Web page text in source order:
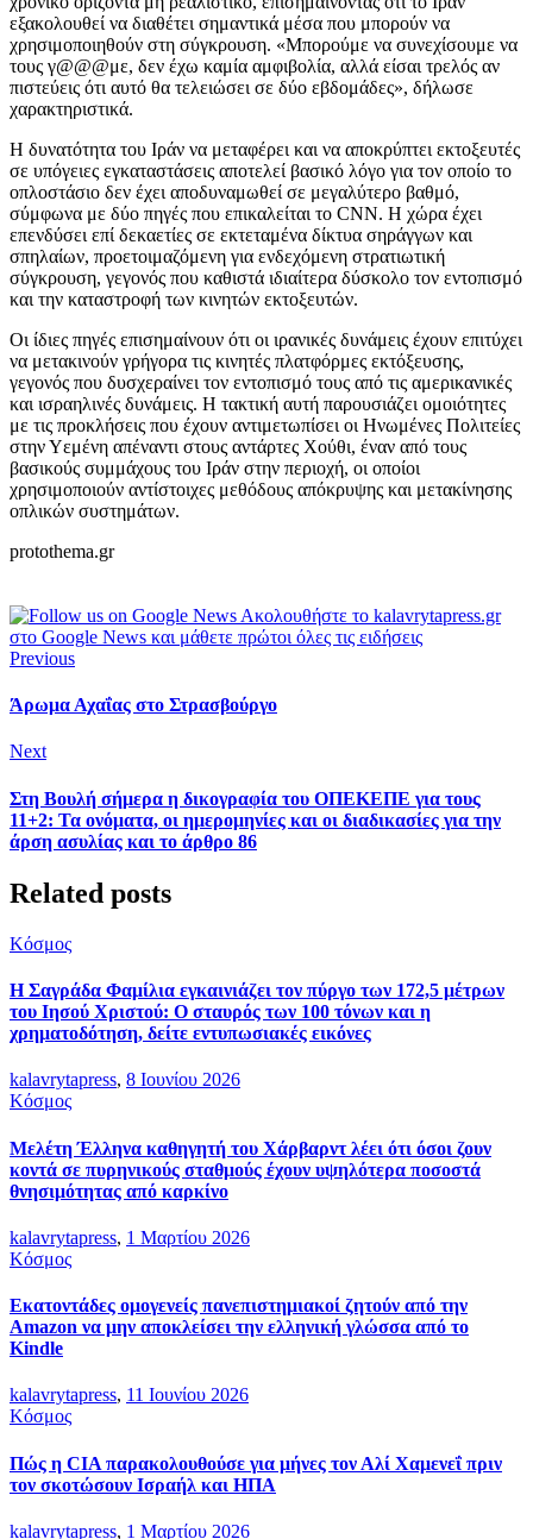
εξακολουθεί να διαθέτει σημαντικά μέσα που μπορούν να
χρησιμοποιηθούν στη σύγκρουση. «Μπορούμε να συνεχίσουμε να
τους γ@@@με, δεν έχω καμία αμφιβολία, αλλά είσαι τρελός αν
πιστεύεις ότι αυτό θα τελειώσει σε δύο εβδομάδες», δήλωσε
χαρακτηριστικά.
Η δυνατότητα του Ιράν να μεταφέρει και να αποκρύπτει εκτοξευτές
σε υπόγειες εγκαταστάσεις αποτελεί βασικό λόγο για τον οποίο το
οπλοστάσιο δεν έχει αποδυναμωθεί σε μεγαλύτερο βαθμό,
σύμφωνα με δύο πηγές που επικαλείται το CNN. Η χώρα έχει
επενδύσει επί δεκαετίες σε εκτεταμένα δίκτυα σηράγγων και
σπηλαίων, προετοιμαζόμενη για ενδεχόμενη στρατιωτική
σύγκρουση, γεγονός που καθιστά ιδιαίτερα δύσκολο τον εντοπισμό
και την καταστροφή των κινητών εκτοξευτών.
Οι ίδιες πηγές επισημαίνουν ότι οι ιρανικές δυνάμεις έχουν επιτύχει
να μετακινούν γρήγορα τις κινητές πλατφόρμες εκτόξευσης,
γεγονός που δυσχεραίνει τον εντοπισμό τους από τις αμερικανικές
και ισραηλινές δυνάμεις. Η τακτική αυτή παρουσιάζει ομοιότητες
με τις προκλήσεις που έχουν αντιμετωπίσει οι Ηνωμένες Πολιτείες
στην Υεμένη απέναντι στους αντάρτες Χούθι, έναν από τους
βασικούς συμμάχους του Ιράν στην περιοχή, οι οποίοι
χρησιμοποιούν αντίστοιχες μεθόδους απόκρυψης και μετακίνησης
οπλικών συστημάτων.
protothema.gr
Ακολουθήστε το kalavrytapress.gr
στο Google News και μάθετε πρώτοι όλες τις ειδήσεις
Previous
Άρωμα Αχαΐας στο Στρασβούργο
Next
Στη Βουλή σήμερα η δικογραφία του ΟΠΕΚΕΠΕ για τους
11+2: Τα ονόματα, οι ημερομηνίες και οι διαδικασίες για την
άρση ασυλίας και το άρθρο 86
Related posts
Κόσμος
Η Σαγράδα Φαμίλια εγκαινιάζει τον πύργο των 172,5 μέτρων
του Ιησού Χριστού: Ο σταυρός των 100 τόνων και η
χρηματοδότηση, δείτε εντυπωσιακές εικόνες
kalavrytapress, 8 Ιουνίου 2026
Κόσμος
Μελέτη Έλληνα καθηγητή του Χάρβαρντ λέει ότι όσοι ζουν
κοντά σε πυρηνικούς σταθμούς έχουν υψηλότερα ποσοστά
θνησιμότητας από καρκίνο
kalavrytapress, 1 Μαρτίου 2026
Κόσμος
Εκατοντάδες ομογενείς πανεπιστημιακοί ζητούν από την
Amazon να μην αποκλείσει την ελληνική γλώσσα από το
Kindle
kalavrytapress, 11 Ιουνίου 2026
Κόσμος
Πώς η CIA παρακολουθούσε για μήνες τον Αλί Χαμενεΐ πριν
τον σκοτώσουν Ισραήλ και ΗΠΑ
kalavrytapress, 1 Μαρτίου 2026